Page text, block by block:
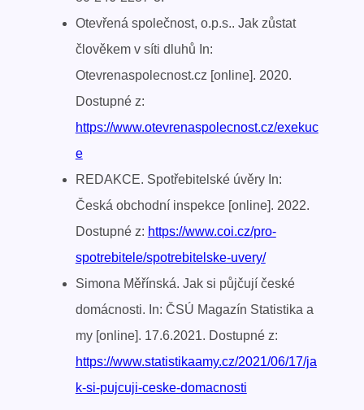
Otevřená společnost, o.p.s.. Jak zůstat
člověkem v síti dluhů In:
Otevrenaspolecnost.cz [online]. 2020.
Dostupné z:
https://www.otevrenaspolecnost.cz/exekuc
e
REDAKCE. Spotřebitelské úvěry In:
Česká obchodní inspekce [online]. 2022.
Dostupné z: https://www.coi.cz/pro-
spotrebitele/spotrebitelske-uvery/
Simona Měřínská. Jak si půjčují české
domácnosti. In: ČSÚ Magazín Statistika a
my [online]. 17.6.2021. Dostupné z:
https://www.statistikaamy.cz/2021/06/17/ja
k-si-pujcuji-ceske-domacnosti